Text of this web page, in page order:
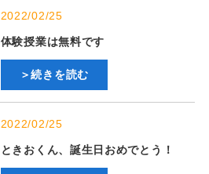
2022/02/25
体験授業は無料です
＞続きを読む
2022/02/25
ときおくん、誕生日おめでとう！